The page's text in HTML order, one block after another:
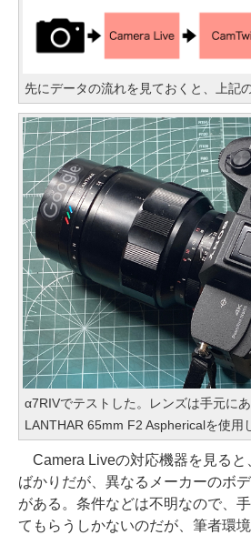
先にデータの流れを見ておくと、上記
α7RIVでテストした。レンズは手元に
LANTHAR 65mm F2 Asphericalを使用
Camera Liveの対応機器を見ると
ばかりだが、異なるメーカーのボ
がある。条件などは不明なので、
てもらうしかないのだが、筆者環